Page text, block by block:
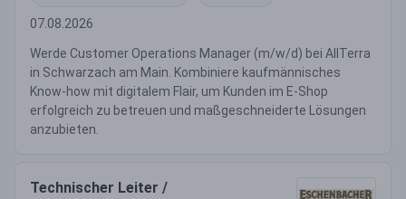
07.08.2026
Werde Customer Operations Manager (m/w/d) bei AllTerra
in Schwarzach am Main. Kombiniere kaufmännisches
Know-how mit digitalem Flair, um Kunden im E-Shop
erfolgreich zu betreuen und maßgeschneiderte Lösungen
anzubieten.
Technischer Leiter /